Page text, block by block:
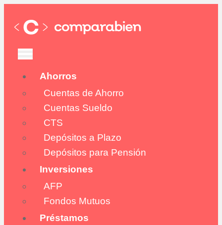
Ahorros
Cuentas de Ahorro
Cuentas Sueldo
CTS
Depósitos a Plazo
Depósitos para Pensión
Inversiones
AFP
Fondos Mutuos
Préstamos